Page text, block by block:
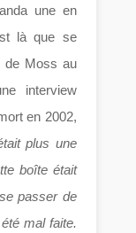
une en
là que se
de Moss au
interview
en 2002,
plus une
boîte était
passer de
mal faite.